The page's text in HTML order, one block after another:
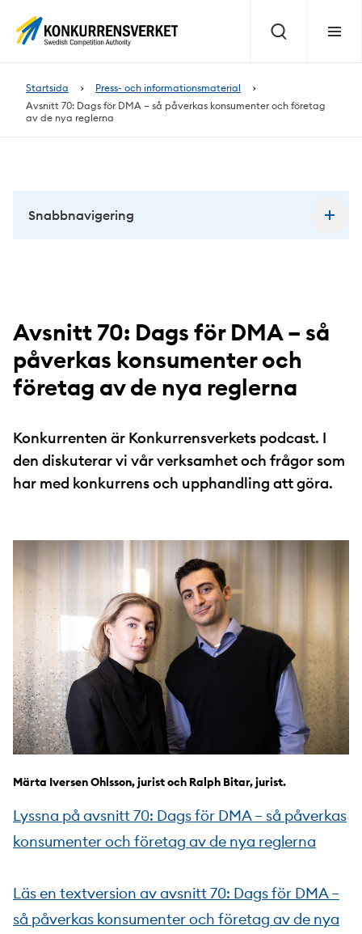
Sök Meny
Startsida
Press- och informationsmaterial
Avsnitt 70: Dags för DMA – så påverkas konsumenter och företag
av de nya reglerna
Avsnitt 70: Dags för DMA – så
påverkas konsumenter och
företag av de nya reglerna
Konkurrenten är Konkurrensverkets podcast. I
den diskuterar vi vår verksamhet och frågor som
har med konkurrens och upphandling att göra.
Märta Iversen Ohlsson, jurist och Ralph Bitar, jurist.
Lyssna på avsnitt 70: Dags för DMA – så påverkas
konsumenter och företag av de nya reglerna
Läs en textversion av avsnitt 70: Dags för DMA –
så påverkas konsumenter och företag av de nya
Snabbnavigering